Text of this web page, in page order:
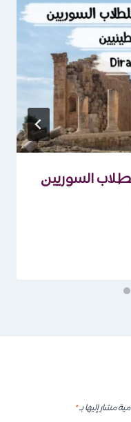
السوريين
مشار إليها بـ*